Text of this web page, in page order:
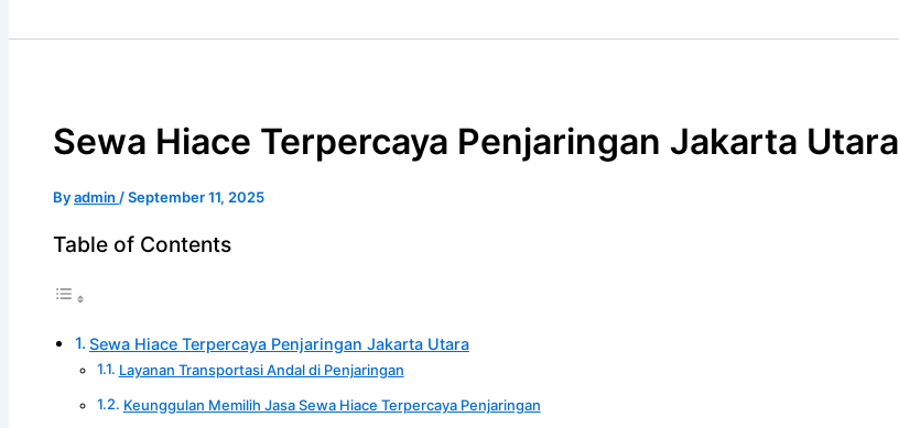
Sewa Hiace Terpercaya Penjaringan Jakarta Utara
Byadmin /September 11, 2025
Table of Contents
Sewa Hiace Terpercaya Penjaringan Jakarta Utara
Layanan Transportasi Andal di Penjaringan
Keunggulan Memilih Jasa Sewa Hiace Terpercaya Penjaringan